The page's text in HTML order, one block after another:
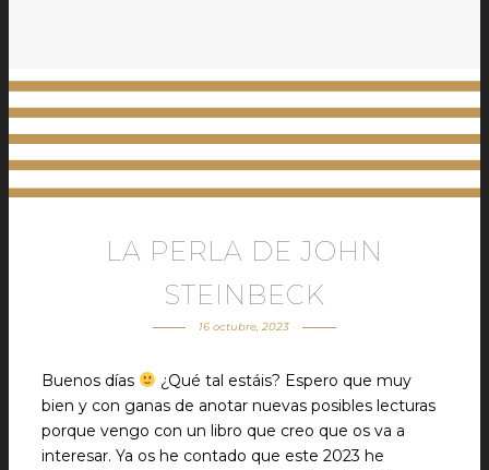
LA PERLA DE JOHN
STEINBECK
16 octubre, 2023
Buenos días
¿Qué tal estáis? Espero que muy
bien y con ganas de anotar nuevas posibles lecturas
porque vengo con un libro que creo que os va a
interesar. Ya os he contado que este 2023 he